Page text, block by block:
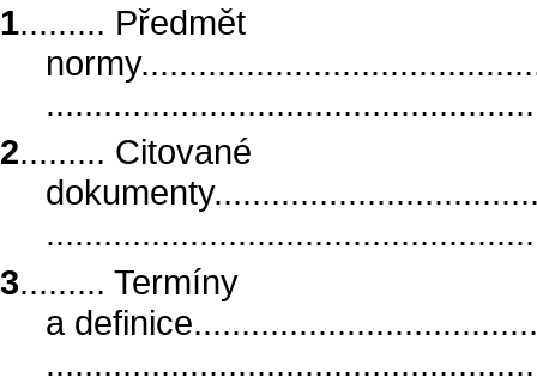
1......... Předmět
2......... Citované
3......... Termíny
a